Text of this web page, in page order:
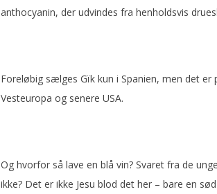
anthocyanin, der udvindes fra henholdsvis
Foreløbig sælges Gïk kun i Spanien, men det
Vesteuropa og senere USA.
Og hvorfor så lave en blå vin? Svaret fra de
ikke? Det er ikke Jesu blod det her – bare en